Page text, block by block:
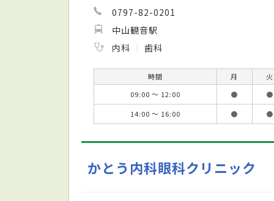
0797-82-0201
中山観音駅
内科
歯科
時間 月
火
09:00 ～ 12:00
●
●
14:00 ～ 16:00
● ●
かとう内科眼科クリニック